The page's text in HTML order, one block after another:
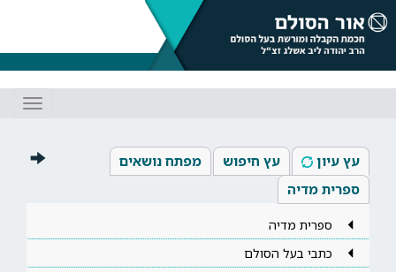
עץ עיון עץ חיפוש
מפתח נושאים
ספרית מדיה
ספרית מדיה
כתבי בעל הסולם